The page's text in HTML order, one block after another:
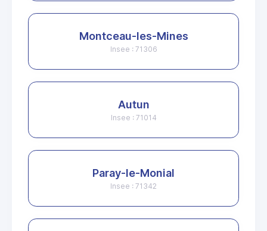
Montceau-les-Mines
Insee : 71306
Autun
Insee : 71014
Paray-le-Monial
Insee : 71342